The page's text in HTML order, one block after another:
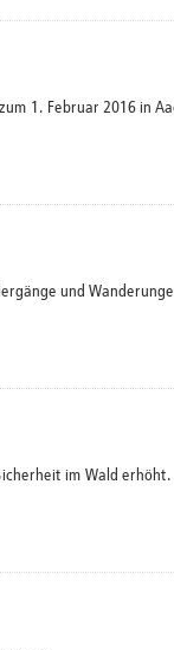
1. Februar 2016 in
und
im Wald